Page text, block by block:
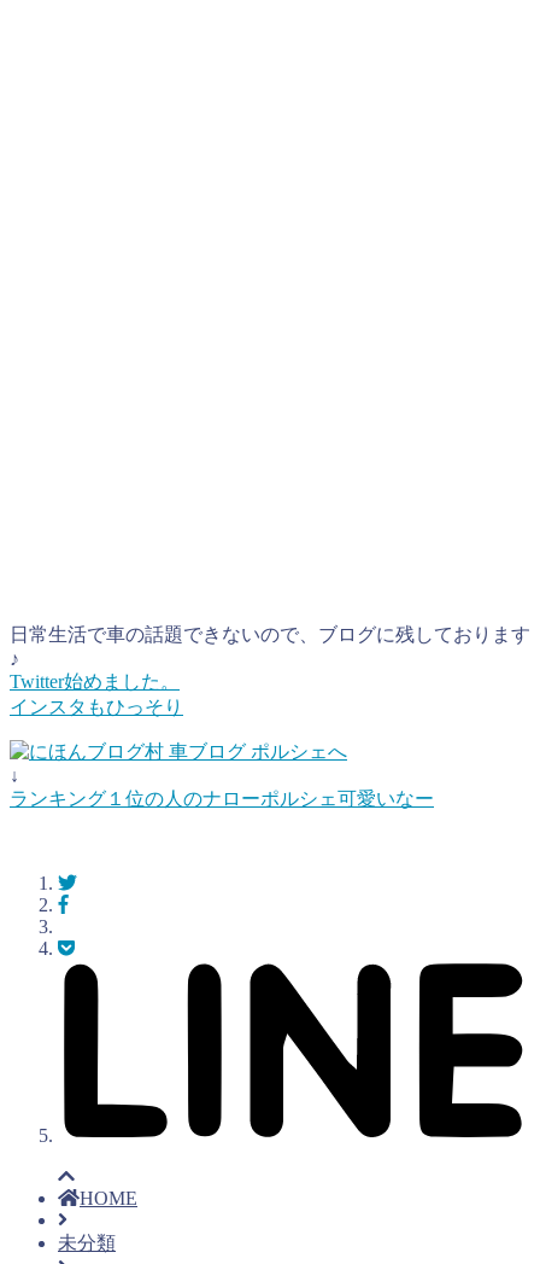
日常生活で車の話題できないので、ブログに残しております
♪
Twitter始めました。
インスタもひっそり
↓
ランキング１位の人のナローポルシェ可愛いなー
HOME
未分類